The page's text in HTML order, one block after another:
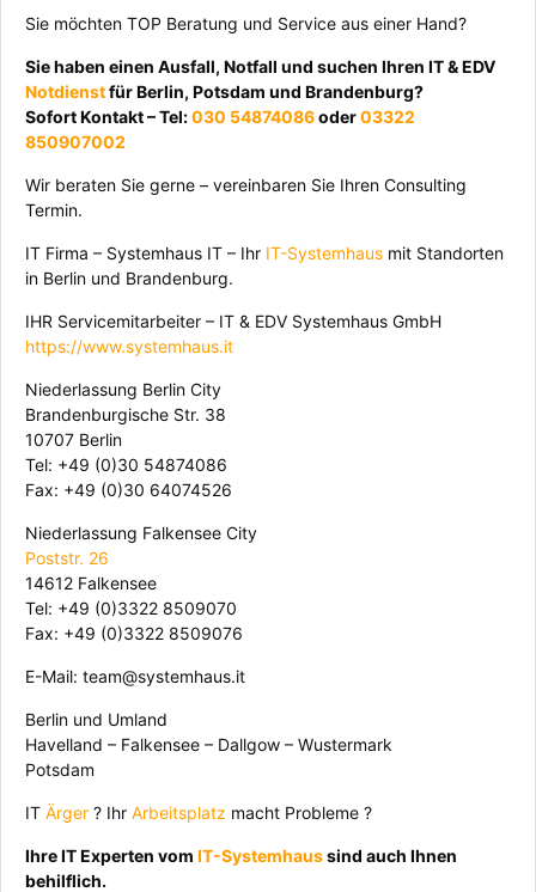
Sie möchten TOP Beratung und Service aus einer Hand?
Sie haben einen Ausfall, Notfall und suchen Ihren IT & EDV
Notdienstfür Berlin, Potsdam und Brandenburg?
Sofort Kontakt – Tel:030 54874086oder03322
850907002
Wir beraten Sie gerne – vereinbaren Sie Ihren Consulting
Termin.
IT Firma – Systemhaus IT – Ihr IT-Systemhaus mit Standorten
in Berlin und Brandenburg.
IHR Servicemitarbeiter – IT & EDV Systemhaus GmbH
https://www.systemhaus.it
Niederlassung Berlin City
Brandenburgische Str. 38
10707 Berlin
Tel: +49 (0)30 54874086
Fax: +49 (0)30 64074526
Niederlassung Falkensee City
Poststr. 26
14612 Falkensee
Tel: +49 (0)3322 8509070
Fax: +49 (0)3322 8509076
E-Mail: team@systemhaus.it
Berlin und Umland
Havelland – Falkensee – Dallgow – Wustermark
Potsdam
IT Ärger ? Ihr Arbeitsplatz macht Probleme ?
Ihre IT Experten vom IT-Systemhaussind auch Ihnen
behilflich.